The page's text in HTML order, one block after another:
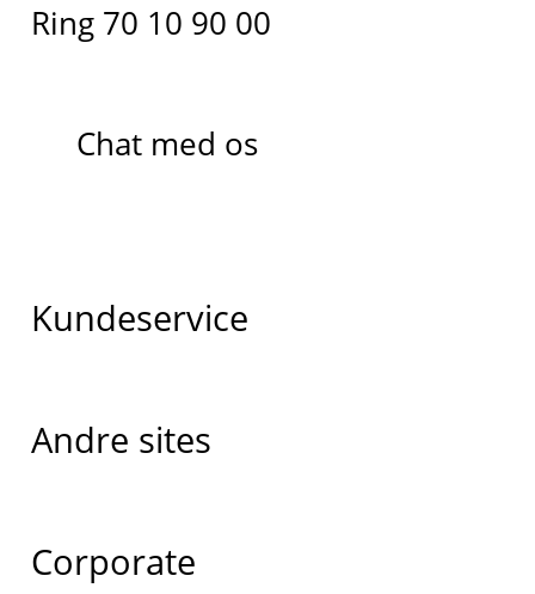
Ring 70 10 90 00
Chat med os
Kundeservice
Andre sites
Corporate